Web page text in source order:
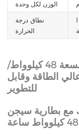
الوزن لكل وحدة
نطاق درجة
الحرارة
ا
بطارية سيجن القابلة للتكديس بسعة 48 كيلوواط/
الطاقة وقابل
للتطوير
مع بطارية سيجن